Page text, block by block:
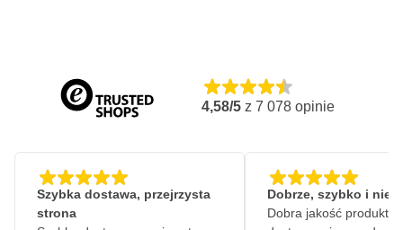
Skrobak do usuwania materiałów uszczelniających i
czyszczenia delikatnych powierzchni
4,58/5 z 7 078 opinie
Szybka dostawa, przejrzysta
strona
Dobrze, szybko i
Dobra jakość